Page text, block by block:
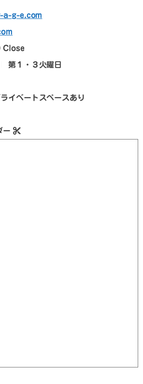
g-e.com
Close
１・３火曜日
イベートスペースあり
ー